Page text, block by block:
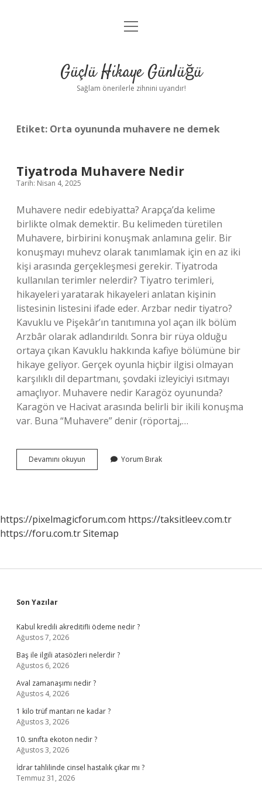
Anasayfa
Yasal Uyarı
menüyü
Güçlü Hikaye Günlüğü
Sağlam önerilerle zihnini uyandır!
Etiket: Orta oyununda muhavere ne demek
Tiyatroda Muhavere Nedir
Tarih: Nisan 4, 2025
Muhavere nedir edebiyatta? Arapça’da kelime
birlikte olmak demektir. Bu kelimeden türetilen
Muhavere, birbirini konuşmak anlamına gelir. Bir
konuşmayı muhevz olarak tanımlamak için en az iki
kişi arasında gerçekleşmesi gerekir. Tiyatroda
kullanılan terimler nelerdir? Tiyatro terimleri,
hikayeleri yaratarak hikayeleri anlatan kişinin
listesinin listesini ifade eder. Arzbar nedir tiyatro?
Kavuklu ve Pişekâr’ın tanıtımına yol açan ilk bölüm
Arzbâr olarak adlandırıldı. Sonra bir rüya olduğu
ortaya çıkan Kavuklu hakkında kafiye bölümüne bir
hikaye geliyor. Gerçek oyunla hiçbir ilgisi olmayan
karşılıklı dil departmanı, şovdaki izleyiciyi ısıtmayı
amaçlıyor. Muhavere nedir Karagöz oyununda?
Karagön ve Hacivat arasında belirli bir ikili konuşma
var. Buna “Muhavere” denir (röportaj,…
Devamını okuyun Tiyatroda
Muhavere
Yorum Bırak
https://pixelmagicforum.com https://taksitleev.com.tr
https://foru.com.trSitemap
Sidebar
Son Yazılar
Kabul kredili akreditifli ödeme nedir ?
Ağustos 7, 2026
Baş ile ilgili atasözleri nelerdir ?
Ağustos 6, 2026
Aval zamanaşımı nedir ?
Ağustos 4, 2026
1 kilo trüf mantarı ne kadar ?
Ağustos 3, 2026
10. sınıfta ekoton nedir ?
Ağustos 3, 2026
İdrar tahlilinde cinsel hastalık çıkar mı ?
Temmuz 31, 2026